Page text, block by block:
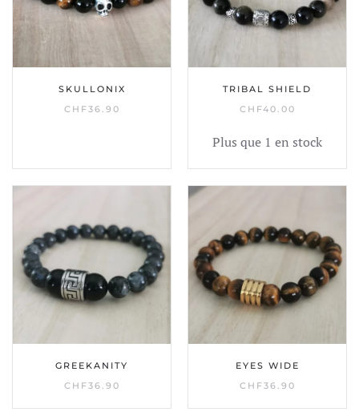
SKULLONIX
CHF36.90
TRIBAL SHIELD
CHF40.00
Plus que 1 en stock
GREEKANITY
CHF36.90
EYES WIDE
CHF36.90